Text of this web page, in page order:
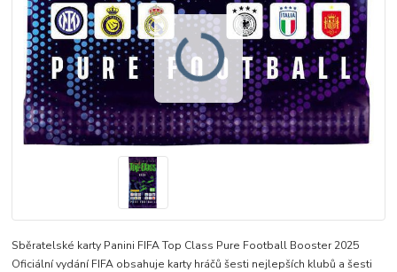
Sběratelské karty Panini FIFA Top Class Pure Football Booster 2025
Oficiální vydání FIFA obsahuje karty hráčů šesti nejlepších klubů a šesti